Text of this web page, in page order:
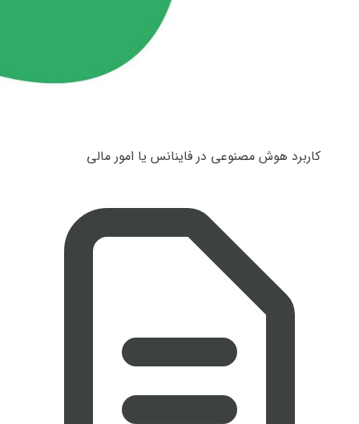
کاربرد هوش مصنوعی در فاینانس یا امور مالی